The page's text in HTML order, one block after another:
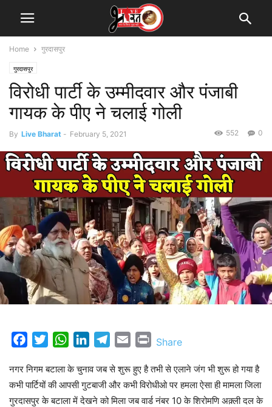
Home गुरदासपुर
गुरदासपुर
विरोधी पार्टी के उम्मीदवार और पंजाबी
गायक के पीए ने चलाई गोली
By Live Bharat - February 5, 2021 0
552
FacebookTwitterWhatsAppLinkedInTelegram
Email Print
Share
नगर निगम बटाला के चुनाव जब से शुरू हुए है तभी से एलाने जंग भी शुरू हो गया है
कभी पार्टियों की आपसी गुटबाजी और कभी विरोधीओ पर हमला ऐसा ही मामला जिला
गुरदासपुर के बटाला में देखने को मिला जब वार्ड नंबर 10 के शिरोमणि अक़्ली दल के